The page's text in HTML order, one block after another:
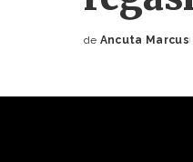
Posted
de Ancuta Marcus